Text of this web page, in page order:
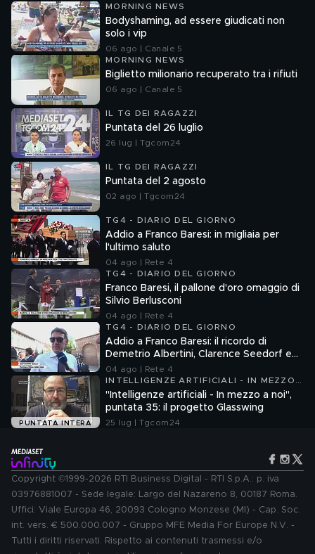
MORNING NEWS
Bodyshaming, ad essere giudicati non
solo i vip
06 ago | Canale 5
MORNING NEWS
Biglietto milionario recuperato tra i rifiuti
06 ago | Canale 5
IL TG DEI RAGAZZI
Puntata del 26 luglio
26 lug | Tgcom24
IL TG DEI RAGAZZI
Puntata del 2 agosto
02 ago | Tgcom24
TG4 - DIARIO DEL GIORNO
Addio a Franco Baresi: in migliaia per
l'ultimo saluto
04 ago | Rete 4
TG4 - DIARIO DEL GIORNO
Franco Baresi, il pallone d'oro omaggio di
Silvio Berlusconi
04 ago | Rete 4
TG4 - DIARIO DEL GIORNO
Addio a Franco Baresi: il ricordo di
Demetrio Albertini, Clarence Seedorf e
Giovanni Galli
04 ago | Rete 4
PUNTATA INTERA
INTELLIGENZE ARTIFICIALI - IN MEZZO
A NOI
"Intelligenze artificiali - In mezzo a noi",
puntata 35: il progetto Glasswing
25 lug | Tgcom24
Copyright ©1999-2026 RTI Business Digital - RTI S.p.A.: p. iva
03976881007 - Sede legale: Largo del Nazareno 8, 00187 Roma.
Uffici: Viale Europa 46, 20093 Cologno Monzese (MI) - Cap. Soc.
int. vers. € 500.000.007 - Gruppo MFE Media For Europe N.V. -
Tutti i diritti riservati. Rispetto ai contenuti trasmessi e/o